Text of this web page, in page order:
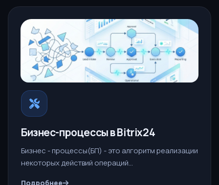
Бизнес-процессы в Bitrix24
Бизнес - процессы(БП) - это алгоритм реализации
некоторых действий операций...
Подробнее